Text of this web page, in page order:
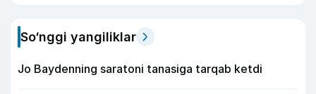
So‘nggi yangiliklar
Jo Baydenning saratoni tanasiga tarqab ketdi